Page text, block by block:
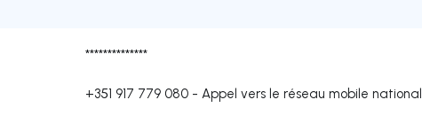
**************
+351 917 779 080 - Appel vers le réseau mobile national